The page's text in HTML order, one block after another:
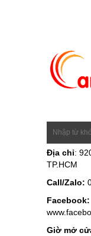
Địa chỉ:
TP.HCM
Call/Zalo:
Facebook:
Giờ mở